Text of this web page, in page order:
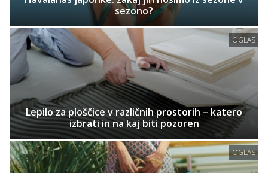
sezono?
OGLAS
Lepilo za ploščice v različnih prostorih – katero
izbrati in na kaj biti pozoren
OGLAS